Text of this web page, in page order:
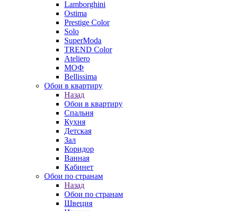
Lamborghini
Ostima
Prestige Color
Solo
SuperModa
TREND Color
Ateliero
МОФ
Bellissima
Обои в квартиру
Назад
Обои в квартиру
Спальня
Кухня
Детская
Зал
Коридор
Ванная
Кабинет
Обои по странам
Назад
Обои по странам
Швеция